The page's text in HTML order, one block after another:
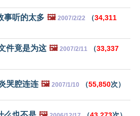
事听的太多 🖼️ 2007/2/22 （34,311
件竟是为这 🖼️ 2007/2/11 （33,337
哭腔连连 🖼️ 2007/1/10 （55,850次）